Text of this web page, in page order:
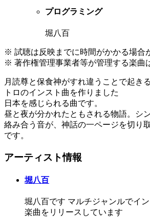
プログラミング
堀八百
※ 試聴は反映までに時間がかかる場合
※ 著作権管理事業者等が管理する楽曲
月読尊と保食神がすれ違うことで起き
トロのインスト曲を作りました
日本を感じられる曲です。
昼と夜が分かれたともされる物語。シ
絡み合う音が、神話の一ページを切り
です。
アーティスト情報
堀八百
堀八百です マルチジャンルでイ
楽曲をリリースしています